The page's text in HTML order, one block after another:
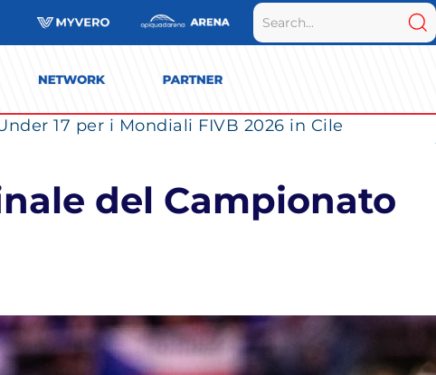
17 per i Mondiali FIVB 2026 in Cile
del Campionato